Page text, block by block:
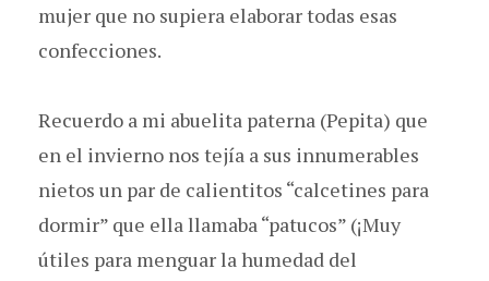
mujer que no supiera elaborar todas esas
confecciones.
Recuerdo a mi abuelita paterna (Pepita) que
en el invierno nos tejía a sus innumerables
nietos un par de calientitos “calcetines para
dormir” que ella llamaba “patucos” (¡Muy
útiles para menguar la humedad del